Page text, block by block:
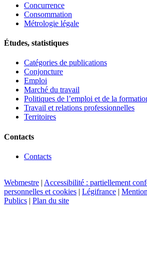
Concurrence
Consommation
Métrologie légale
Études, statistiques
Catégories de publications
Conjoncture
Emploi
Marché du travail
Politiques de l’emploi et de la
Travail et relations professionnelles
Territoires
Contacts
Contacts
Webmestre | Accessibilité : partiellement
personnelles et cookies | Légifrance |
Publics | Plan du site